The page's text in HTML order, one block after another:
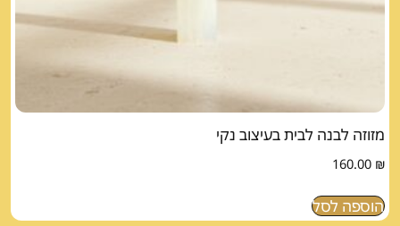
מזוזה לבנה לבית בעיצוב נקי
160.00 ₪
הוספה לסל